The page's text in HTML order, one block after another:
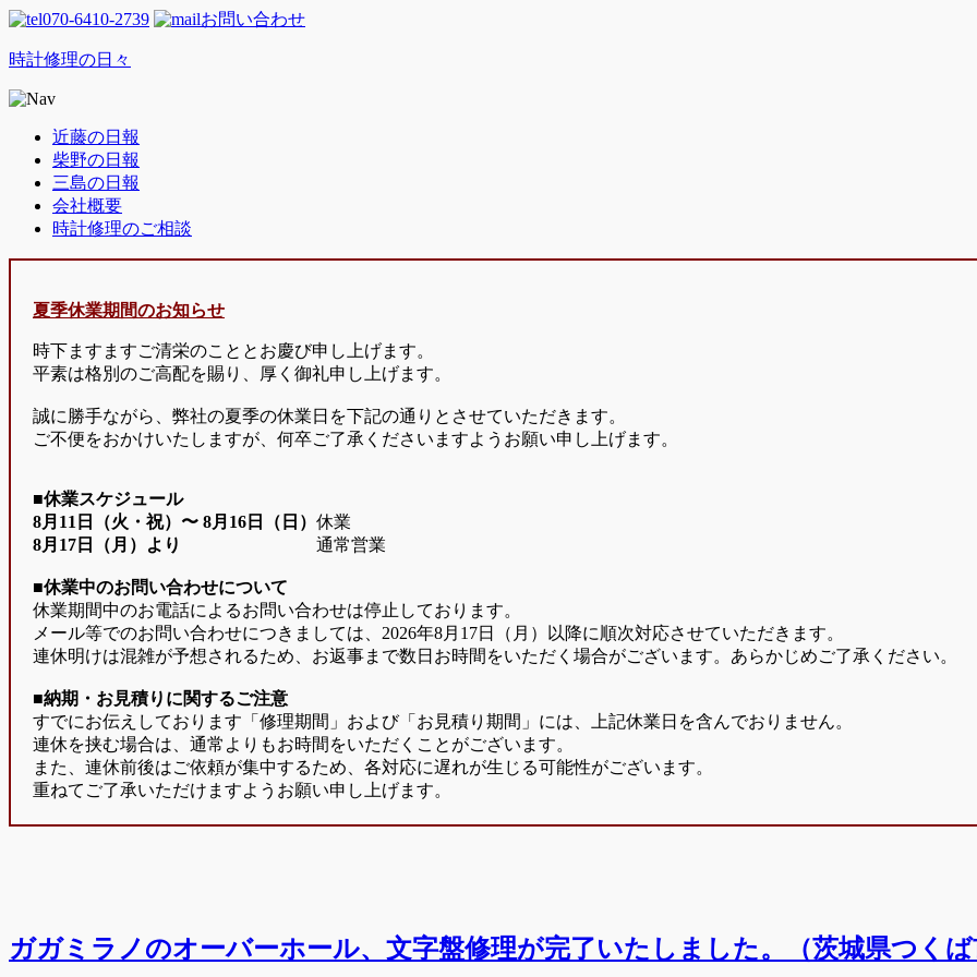
070-6410-2739 お問い合わせ
時計修理の日々
近藤の日報
柴野の日報
三島の日報
会社概要
時計修理のご相談
夏季休業期間のお知らせ
時下ますますご清栄のこととお慶び申し上げます。
平素は格別のご高配を賜り、厚く御礼申し上げます。
誠に勝手ながら、弊社の夏季の休業日を下記の通りとさせていただきます。
ご不便をおかけいたしますが、何卒ご了承くださいますようお願い申し上げます。
■休業スケジュール
8月11日（火・祝）〜 8月16日（日） 休業
8月17日（月）より
通常営業
■休業中のお問い合わせについて
休業期間中のお電話によるお問い合わせは停止しております。
メール等でのお問い合わせにつきましては、2026年8月17日（月）以降に順次対応させていただきます。
連休明けは混雑が予想されるため、お返事まで数日お時間をいただく場合がございます。あらかじめご了承ください。
■納期・お見積りに関するご注意
すでにお伝えしております「修理期間」および「お見積り期間」には、上記休業日を含んでおりません。
連休を挟む場合は、通常よりもお時間をいただくことがございます。
また、連休前後はご依頼が集中するため、各対応に遅れが生じる可能性がございます。
重ねてご了承いただけますようお願い申し上げます。
ロレックスのオーバーホール、ゼンマイ交換、ローター真交換、研磨仕上げが